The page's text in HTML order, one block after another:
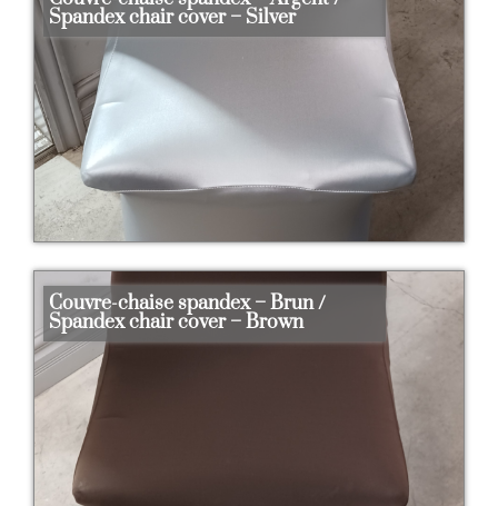
Spandex chair cover – Silver
Couvre-chaise spandex – Brun /
Spandex chair cover – Brown